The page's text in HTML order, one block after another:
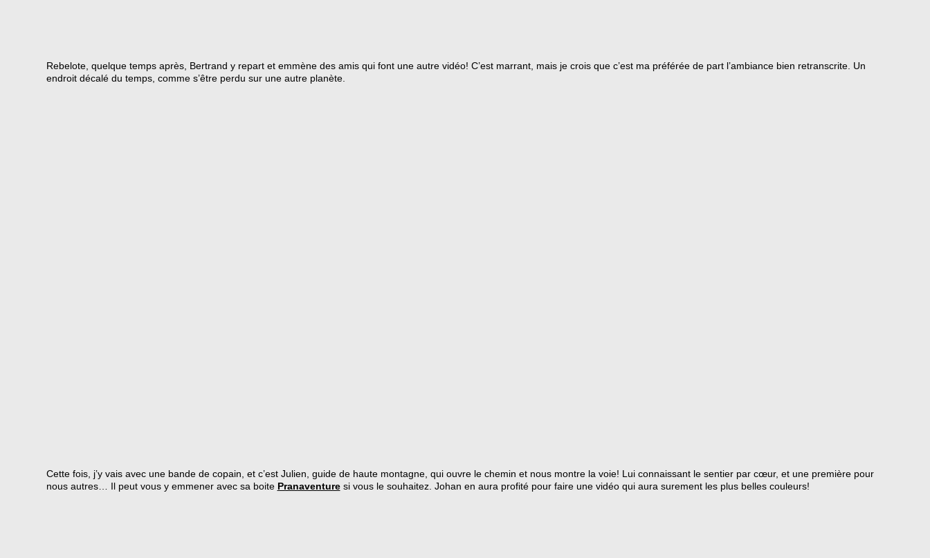
Rebelote, quelque temps après, Bertrand y repart et emmène des amis qui font une autre vidéo! C’est marrant, mais je crois que c’est ma préférée de part l’ambiance bien retranscrite. Un
endroit décalé du temps, comme s’être perdu sur une autre planète.
Cette fois, j’y vais avec une bande de copain, et c’est Julien, guide de haute montagne, qui ouvre le chemin et nous montre la voie! Lui connaissant le sentier par cœur, et une première pour
nous autres… Il peut vous y emmener avec sa boite Pranaventuresi vous le souhaitez. Johan en aura profité pour faire une vidéo qui aura surement les plus belles couleurs!